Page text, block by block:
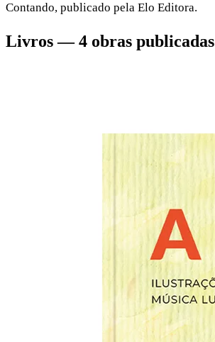
Contando, publicado pela Elo Editora.
Livros — 4 obras publicadas